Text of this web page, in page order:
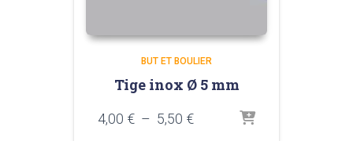
BUT ET BOULIER
Tige inox Ø 5 mm
4,00 € – 5,50 €Plage